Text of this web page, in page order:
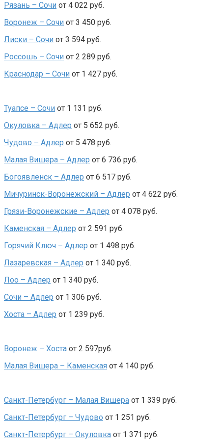
Рязань – Сочи от 4 022 руб.
Воронеж – Сочи от 3 450 руб.
Лиски – Сочи от 3 594 руб.
Россошь – Сочи от 2 289 руб.
Краснодар – Сочи от 1 427 руб.
Туапсе – Сочи от 1 131 руб.
Окуловка – Адлер от 5 652 руб.
Чудово – Адлер от 5 478 руб.
Малая Вишера – Адлер от 6 736 руб.
Богоявленск – Адлер от 6 517 руб.
Мичуринск-Воронежский – Адлер от 4 622 руб.
Грязи-Воронежские – Адлер от 4 078 руб.
Каменская – Адлер от 2 591 руб.
Горячий Ключ – Адлер от 1 498 руб.
Лазаревская – Адлер от 1 340 руб.
Лоо – Адлер от 1 340 руб.
Сочи – Адлер от 1 306 руб.
Хоста – Адлер от 1 239 руб.
Воронеж – Хоста от 2 597руб.
Малая Вишера – Каменская от 4 140 руб.
Санкт-Петербург – Малая Вишера от 1 339 руб.
Санкт-Петербург – Чудово от 1 251 руб.
Санкт-Петербург – Окуловка от 1 371 руб.